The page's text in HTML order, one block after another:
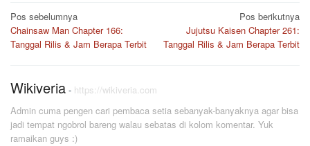
Navigasi
pos
Pos sebelumnya
Chainsaw Man Chapter 166:
Tanggal Rilis & Jam Berapa Terbit
Pos berikutnya
Jujutsu Kaisen Chapter 261:
Tanggal Rilis & Jam Berapa Terbit
Wikiveria - https://wikiveria.com
Admin cuma pengen cari pembaca setia sebanyak-banyaknya agar bisa
jadi tempat ngobrol bareng walau sebatas di kolom komentar. Yuk
ramaikan guys :)